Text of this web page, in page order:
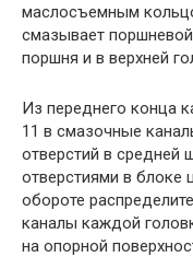
маслосъемным
смазывает
поршня и в верхней
Из переднего конца
11 в смазочные
отверстий в средней
отверстиями в блоке
обороте
каналы каждой
на опорной